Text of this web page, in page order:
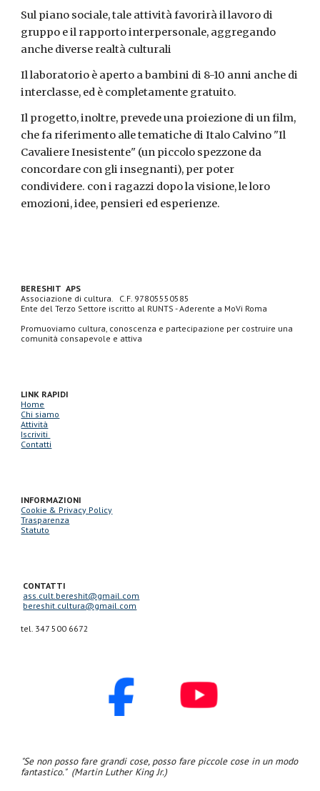
Sul piano sociale, tale attività favorirà il lavoro di
gruppo e il rapporto interpersonale, aggregando
anche diverse realtà culturali
Il laboratorio è aperto a bambini di 8-10 anni anche di
interclasse, ed è completamente gratuito.
Il progetto, inoltre, prevede una proiezione di un film,
che fa riferimento alle tematiche di Italo Calvino "Il
Cavaliere Inesistente" (un piccolo spezzone da
concordare con gli insegnanti), per poter
condividere. con i ragazzi dopo la visione, le loro
emozioni, idee, pensieri ed esperienze.
BERESHIT APS
Associazione di cultura. C.F. 97805550585
Ente del Terzo Settore iscritto al RUNTS - Aderente a MoVi Roma
Promuoviamo cultura, conoscenza e partecipazione per costruire una
comunità consapevole e attiva
LINK RAPIDI
Home
Chi siamo
Attività
Iscriviti
Contatti
INFORMAZIONI
Cookie & Privacy Policy
Trasparenza
Statuto
CONTATTI
ass.cult.bereshit@gmail.com
bereshit.cultura@gmail.com
tel. 347 500 6672​
"Se non posso fare grandi cose, posso fare piccole cose in un modo
fantastico." (Martin Luther King Jr.)